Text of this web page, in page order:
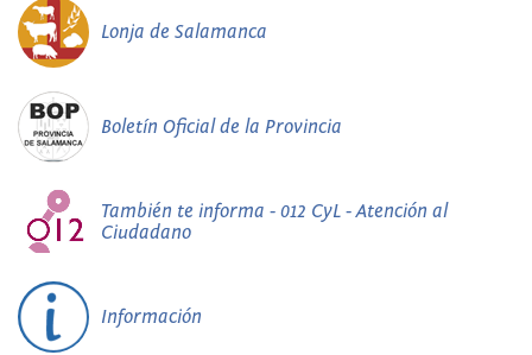
Lonja de Salamanca
Boletín Oficial de la Provincia
También te informa - 012 CyL - Atención al
Ciudadano
Información